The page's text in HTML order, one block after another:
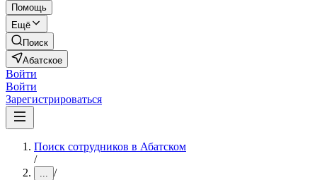
Помощь
Ещё
Поиск
Абатское
Войти
Войти
Зарегистрироваться
Поиск сотрудников в Абатском
/
... /